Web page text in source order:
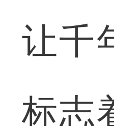
让千
标志